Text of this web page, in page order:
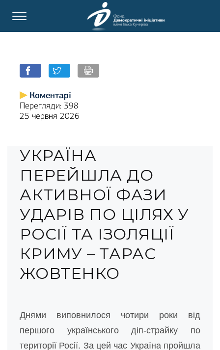
Коментарі
Перегляди: 398
25 червня 2026
УКРАЇНА
ПЕРЕЙШЛА ДО
АКТИВНОЇ ФАЗИ
УДАРІВ ПО ЦІЛЯХ У
РОСІЇ ТА ІЗОЛЯЦІЇ
КРИМУ – ТАРАС
ЖОВТЕНКО
Днями виповнилося чотири роки від
першого українського діп-страйку по
території Росії. За цей час Україна пройшла